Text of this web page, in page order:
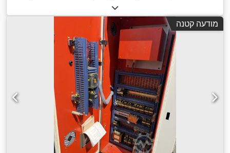
מודעה קטנה